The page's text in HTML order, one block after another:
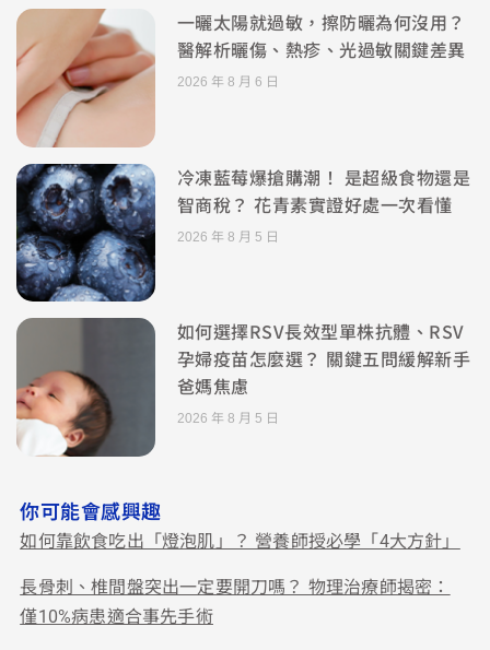
一曬太陽就過敏，擦防曬為何沒用？
醫解析曬傷、熱疹、光過敏關鍵差異
2026 年 8 月 6 日
冷凍藍莓爆搶購潮！ 是超級食物還是
智商稅？ 花青素實證好處一次看懂
2026 年 8 月 5 日
如何選擇RSV長效型單株抗體、RSV
孕婦疫苗怎麼選？ 關鍵五問緩解新手
爸媽焦慮
2026 年 8 月 5 日
你可能會感興趣
如何靠飲食吃出「燈泡肌」？ 營養師授必學「4大方針」
長骨刺、椎間盤突出一定要開刀嗎？ 物理治療師揭密：
僅10%病患適合事先手術